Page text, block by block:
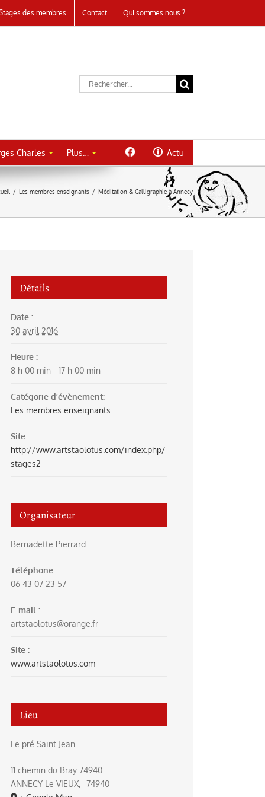
des membres Contact Qui sommes nous ?
Rechercher:
Charles Plus… Actu
/ Les membres enseignants / Méditation & Calligraphie à Annecy
Détails
Date :
30 avril 2016
Heure :
8 h 00 min - 17 h 00 min
Catégorie d’évènement:
Les membres enseignants
Site :
http://www.artstaolotus.com/index.php/
stages2
Organisateur
Bernadette Pierrard
Téléphone :
06 43 07 23 57
E-mail :
artstaolotus@orange.fr
Site :
www.artstaolotus.com
Lieu
Le pré Saint Jean
11 chemin du Bray 74940
ANNECY Le VIEUX, 74940